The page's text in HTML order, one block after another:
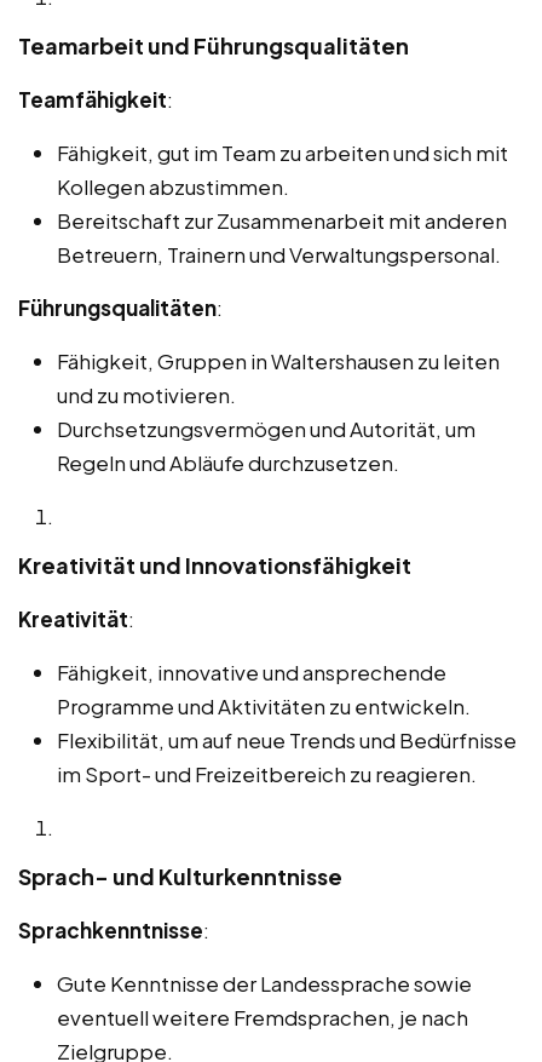
Teamarbeit und Führungsqualitäten
Teamfähigkeit:
Fähigkeit, gut im Team zu arbeiten und sich mit
Kollegen abzustimmen.
Bereitschaft zur Zusammenarbeit mit anderen
Betreuern, Trainern und Verwaltungspersonal.
Führungsqualitäten:
Fähigkeit, Gruppen in Waltershausen zu leiten
und zu motivieren.
Durchsetzungsvermögen und Autorität, um
Regeln und Abläufe durchzusetzen.
Kreativität und Innovationsfähigkeit
Kreativität:
Fähigkeit, innovative und ansprechende
Programme und Aktivitäten zu entwickeln.
Flexibilität, um auf neue Trends und Bedürfnisse
im Sport- und Freizeitbereich zu reagieren.
Sprach- und Kulturkenntnisse
Sprachkenntnisse:
Gute Kenntnisse der Landessprache sowie
eventuell weitere Fremdsprachen, je nach
Zielgruppe.